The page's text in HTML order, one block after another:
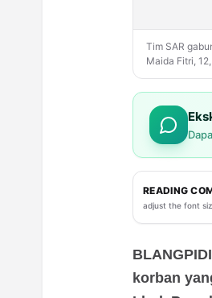
Tim SAR
Maida Fitri,
READING
adjust the font
korban